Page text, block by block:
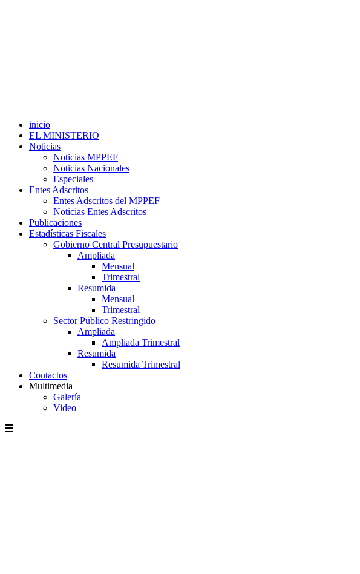
inicio
EL MINISTERIO
Noticias
Noticias MPPEF
Noticias Nacionales
Especiales
Entes Adscritos
Entes Adscritos del MPPEF
Noticias Entes Adscritos
Publicaciones
Estadísticas Fiscales
Gobierno Central Presupuestario
Ampliada
Mensual
Trimestral
Resumida
Mensual
Trimestral
Sector Público Restringido
Ampliada
Ampliada Trimestral
Resumida
Resumida Trimestral
Contactos
Multimedia
Galería
Video